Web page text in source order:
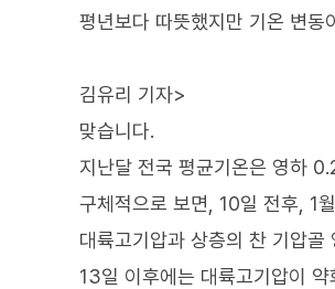
평년보다 따뜻했지만 기온 변동
김유리 기자>
맞습니다.
지난달 전국 평균기온은 영하
구체적으로 보면, 10일 전후, 1
대륙고기압과 상층의 찬 기압골
13일 이후에는 대륙고기압이 약